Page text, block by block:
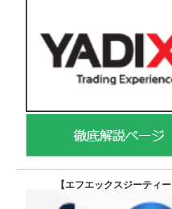
【エフエックスジーティー